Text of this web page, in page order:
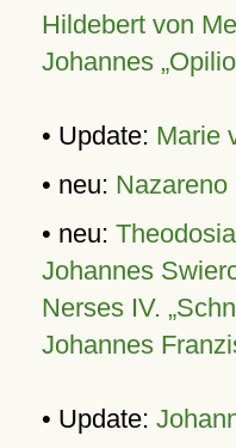
Hildebert von
Johannes
• Update: Marie
• neu: Nazareno
• neu: Theodosia
Johannes
Nerses IV.
Johannes
• Update: